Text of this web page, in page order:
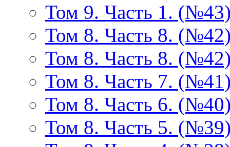
Том 9. Часть 1.
Том 8. Часть 8.
Том 8. Часть 8.
Том 8. Часть 7.
Том 8. Часть 6.
Том 8. Часть 5.